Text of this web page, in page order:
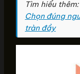
Tìm hiểu thêm:
Chọn đúng
tràn đầy